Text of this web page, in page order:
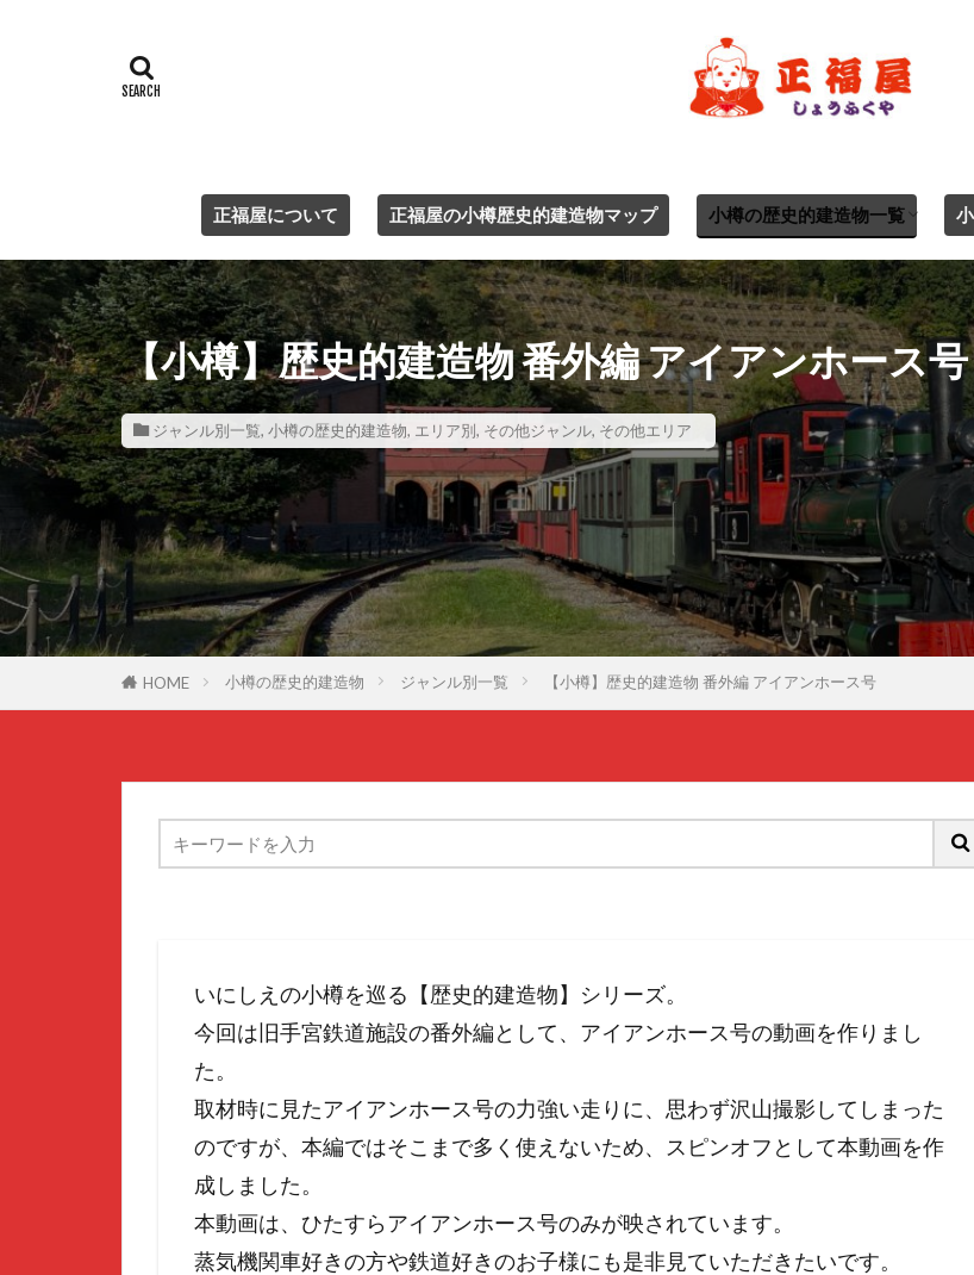
正福屋について 正福屋の小樽歴史的建造物マップ 小樽の歴史的建造物一覧
ジャンル別一覧
エリア別
【小樽】歴史的建造物 番外編 アイアンホース号
ジャンル別一覧, 小樽の歴史的建造物, エリア別, その他ジャンル, その他エリア
HOME 小樽の歴史的建造物 ジャンル別一覧 【小樽】歴史的建造物 番外編 アイアンホース号
いにしえの小樽を巡る【歴史的建造物】シリーズ。
今回は旧手宮鉄道施設の番外編として、アイアンホース号の動画を作りまし
た。
取材時に見たアイアンホース号の力強い走りに、思わず沢山撮影してしまった
のですが、本編ではそこまで多く使えないため、スピンオフとして本動画を作
成しました。
本動画は、ひたすらアイアンホース号のみが映されています。
蒸気機関車好きの方や鉄道好きのお子様にも是非見ていただきたいです。